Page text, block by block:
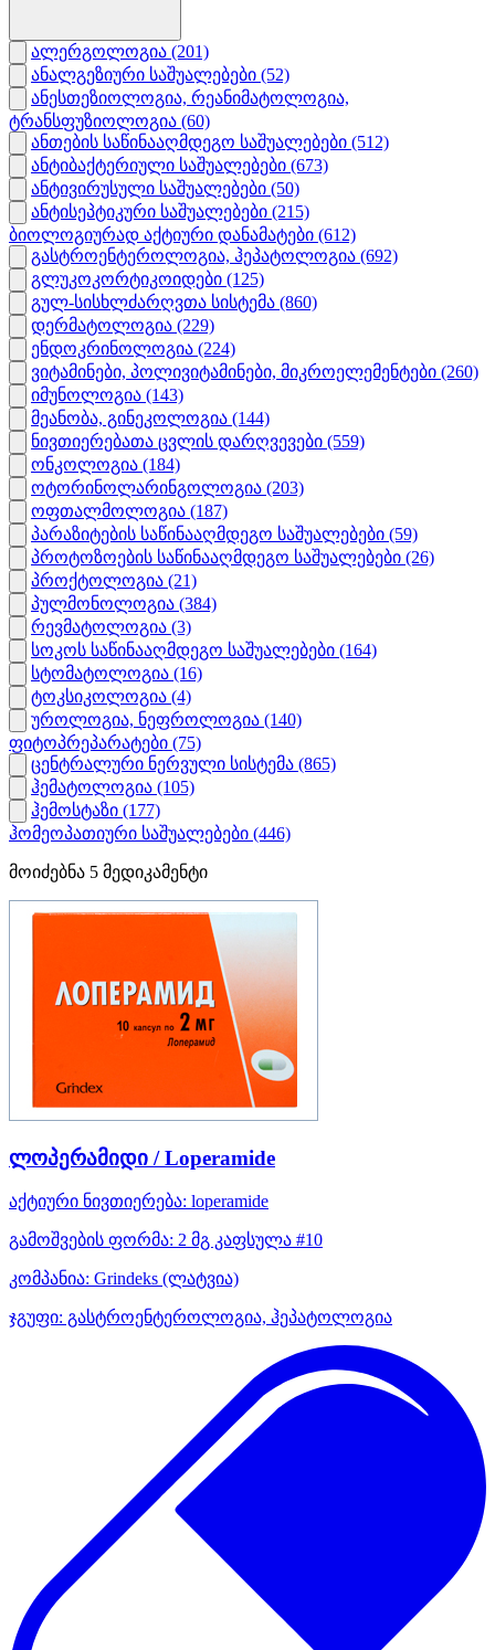
ალერგოლოგია (201)
ანალგეზიური საშუალებები (52)
ანესთეზიოლოგია, რეანიმატოლოგია,
ტრანსფუზიოლოგია (60)
ანთების საწინააღმდეგო საშუალებები (512)
ანტიბაქტერიული საშუალებები (673)
ანტივირუსული საშუალებები (50)
ანტისეპტიკური საშუალებები (215)
ბიოლოგიურად აქტიური დანამატები (612)
გასტროენტეროლოგია, ჰეპატოლოგია (692)
გლუკოკორტიკოიდები (125)
გულ-სისხლძარღვთა სისტემა (860)
დერმატოლოგია (229)
ენდოკრინოლოგია (224)
ვიტამინები, პოლივიტამინები, მიკროელემენტები (260)
იმუნოლოგია (143)
მეანობა, გინეკოლოგია (144)
ნივთიერებათა ცვლის დარღვევები (559)
ონკოლოგია (184)
ოტორინოლარინგოლოგია (203)
ოფთალმოლოგია (187)
პარაზიტების საწინააღმდეგო საშუალებები (59)
პროტოზოების საწინააღმდეგო საშუალებები (26)
პროქტოლოგია (21)
პულმონოლოგია (384)
რევმატოლოგია (3)
სოკოს საწინააღმდეგო საშუალებები (164)
სტომატოლოგია (16)
ტოკსიკოლოგია (4)
უროლოგია, ნეფროლოგია (140)
ფიტოპრეპარატები (75)
ცენტრალური ნერვული სისტემა (865)
ჰემატოლოგია (105)
ჰემოსტაზი (177)
ჰომეოპათიური საშუალებები (446)
მოიძებნა 5 მედიკამენტი
ლოპერამიდი / Loperamide
აქტიური ნივთიერება: loperamide
გამოშვების ფორმა: 2 მგ კაფსულა #10
კომპანია: Grindeks (ლატვია)
ჯგუფი: გასტროენტეროლოგია, ჰეპატოლოგია